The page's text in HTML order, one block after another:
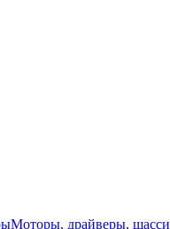
Моторы, драйверы, шасси